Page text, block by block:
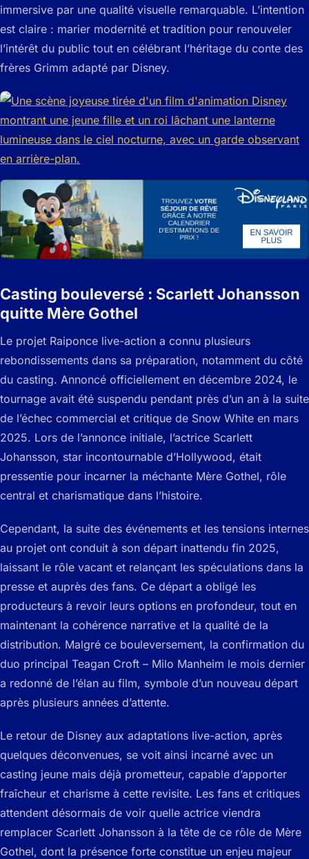
immersive par une qualité visuelle remarquable. L’intention
est claire : marier modernité et tradition pour renouveler
l’intérêt du public tout en célébrant l’héritage du conte des
frères Grimm adapté par Disney.
Casting bouleversé : Scarlett Johansson
quitte Mère Gothel
Le projet Raiponce live-action a connu plusieurs
rebondissements dans sa préparation, notamment du côté
du casting. Annoncé officiellement en décembre 2024, le
tournage avait été suspendu pendant près d’un an à la suite
de l’échec commercial et critique de Snow White en mars
2025. Lors de l’annonce initiale, l’actrice Scarlett
Johansson, star incontournable d’Hollywood, était
pressentie pour incarner la méchante Mère Gothel, rôle
central et charismatique dans l’histoire.
Cependant, la suite des événements et les tensions internes
au projet ont conduit à son départ inattendu fin 2025,
laissant le rôle vacant et relançant les spéculations dans la
presse et auprès des fans. Ce départ a obligé les
producteurs à revoir leurs options en profondeur, tout en
maintenant la cohérence narrative et la qualité de la
distribution. Malgré ce bouleversement, la confirmation du
duo principal Teagan Croft – Milo Manheim le mois dernier
a redonné de l’élan au film, symbole d’un nouveau départ
après plusieurs années d’attente.
Le retour de Disney aux adaptations live-action, après
quelques déconvenues, se voit ainsi incarné avec un
casting jeune mais déjà prometteur, capable d’apporter
fraîcheur et charisme à cette revisite. Les fans et critiques
attendent désormais de voir quelle actrice viendra
remplacer Scarlett Johansson à la tête de ce rôle de Mère
Gothel, dont la présence forte constitue un enjeu majeur